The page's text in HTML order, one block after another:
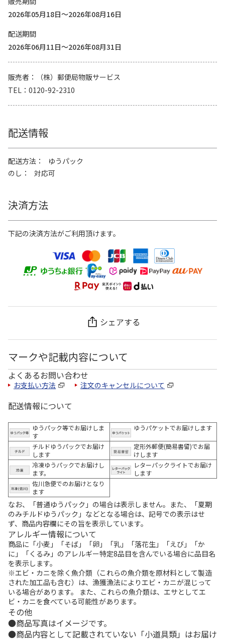
2026年05月18日～2026年08月16日
配送期間
2026年06月11日～2026年08月31日
販売者
（株）郵便局物販サービス
TEL
0120-92-2310
配送情報
配送方法
ゆうパック
のし
対応可
決済方法
下記の決済方法がご利用頂けます。
シェアする
マークや記載内容について
よくあるお問い合わせ
お支払い方法 注文のキャンセルについて
配送情報について
ゆうパック等でお届けしま
す
ゆうパケットでお届けします
チルドゆうパックでお届け
します
定形外郵便(簡易書留)でお届
けします
冷凍ゆうパックでお届けし
ます。
レターパックライトでお届け
します
佐川急便でのお届けとなり
ます
なお、「普通ゆうパック」の場合は表示しません。また、「夏期
のみチルドゆうパック」などとなる場合は、記号での表示はせ
ず、商品内容欄にその旨を表示しています。
アレルギー情報について
商品に「小麦」「そば」「卵」「乳」「落花生」「えび」「か
に」「くるみ」のアレルギー特定8品目を含んでいる場合に品目名
を表示します。
※エビ・カニを除く魚介類（これらの魚介類を原材料として製造
された加工品も含む）は、漁獲漁法によりエビ・カニが混じって
いる場合があります。 また、これらの魚介類は、エサとしてエ
ビ・カニを食べている可能性があります。
その他
商品写真はイメージです。
商品内容として記載されていない「小道具類」はお届け